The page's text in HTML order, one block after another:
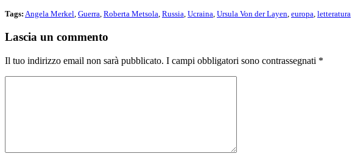
Tags: Angela Merkel, Guerra, Roberta Metsola, Russia, Ucraina, Ursula Von der Layen, europa, letteratura
Lascia un commento
Il tuo indirizzo email non sarà pubblicato. I campi obbligatori sono contrassegnati *